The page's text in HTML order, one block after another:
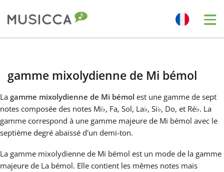
Dansk
gamme mixolydienne de Mi bémol
La gamme mixolydienne de Mi bémol est une gamme de sept
notes composée des notes Mi♭, Fa, Sol, La♭, Si♭, Do, et Ré♭. La
gamme correspond à une gamme majeure de Mi bémol avec le
septième degré abaissé d'un demi-ton.
La gamme mixolydienne de Mi bémol est un mode de la gamme
majeure de La bémol. Elle contient les mêmes notes mais